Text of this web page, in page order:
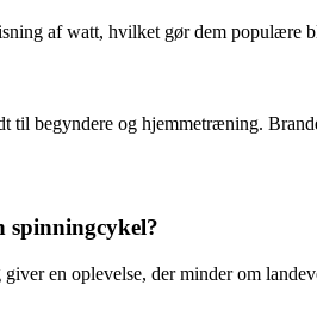
af watt, hvilket gør dem populære
til begyndere og hjemmetræning.
spinningcykel?
en oplevelse, der minder om